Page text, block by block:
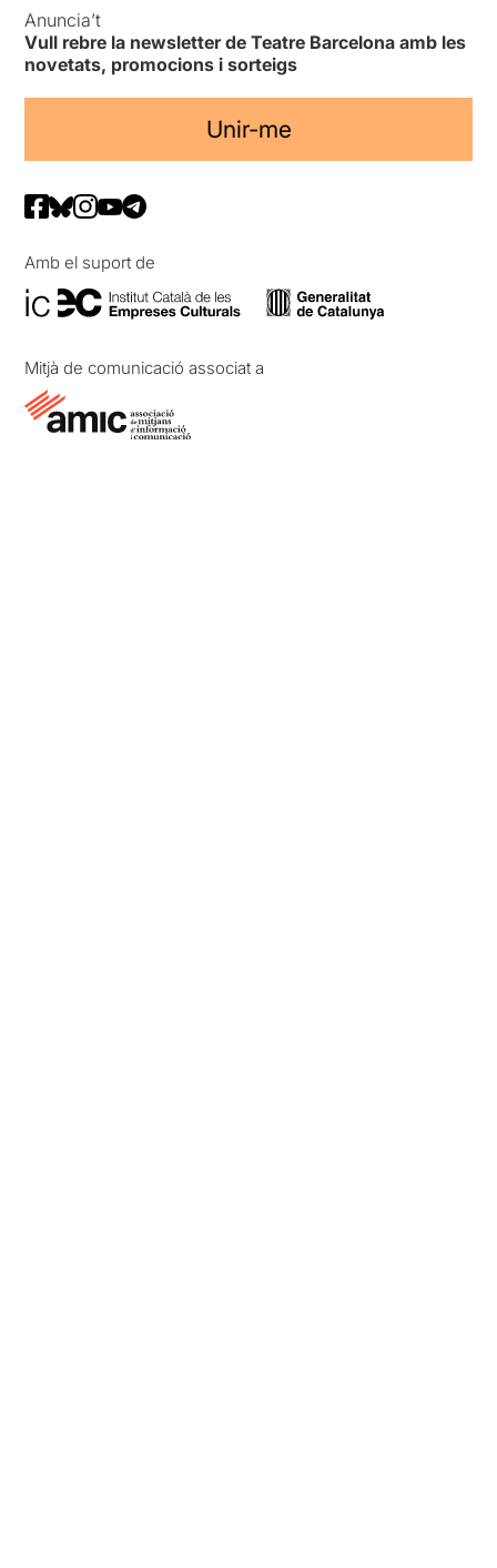
Anuncia’t
Vull rebre la newsletter de Teatre Barcelona amb les
novetats, promocions i sorteigs
Unir-me
Amb el suport de
Mitjà de comunicació associat a